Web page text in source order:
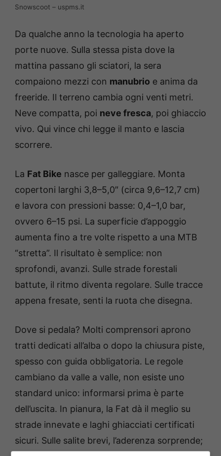
Snowscoot – uspms.it
Da qualche anno la tecnologia ha aperto
porte nuove. Sulla stessa pista dove la
mattina passano gli sciatori, la sera
compaiono mezzi con manubrio e anima da
freeride. Il terreno cambia ogni venti metri.
Neve compatta, poi neve fresca, poi ghiaccio
vivo. Qui vince chi legge il manto e lascia
scorrere.
La Fat Bike nasce per galleggiare. Monta
copertoni larghi 3,8–5,0″ (circa 9,6–12,7 cm)
e lavora con pressioni basse: 0,4–1,0 bar,
ovvero 6–15 psi. La superficie d’appoggio
aumenta fino a tre volte rispetto a una MTB
“stretta”. Il risultato è semplice: non
sprofondi, avanzi. Sulle strade forestali
battute, il ritmo diventa regolare. Sulle tracce
appena fresate, senti la ruota che disegna.
Dove si pedala? Molti comprensori aprono
tratti dedicati all’alba o dopo la chiusura piste,
spesso con guida obbligatoria. Le regole
cambiano da valle a valle, non esiste uno
standard unico: informarsi prima è parte
dell’uscita. In pianura, la Fat dà il meglio su
strade innevate e laghi ghiacciati certificati
sicuri. Sulle salite brevi, l’aderenza sorprende;